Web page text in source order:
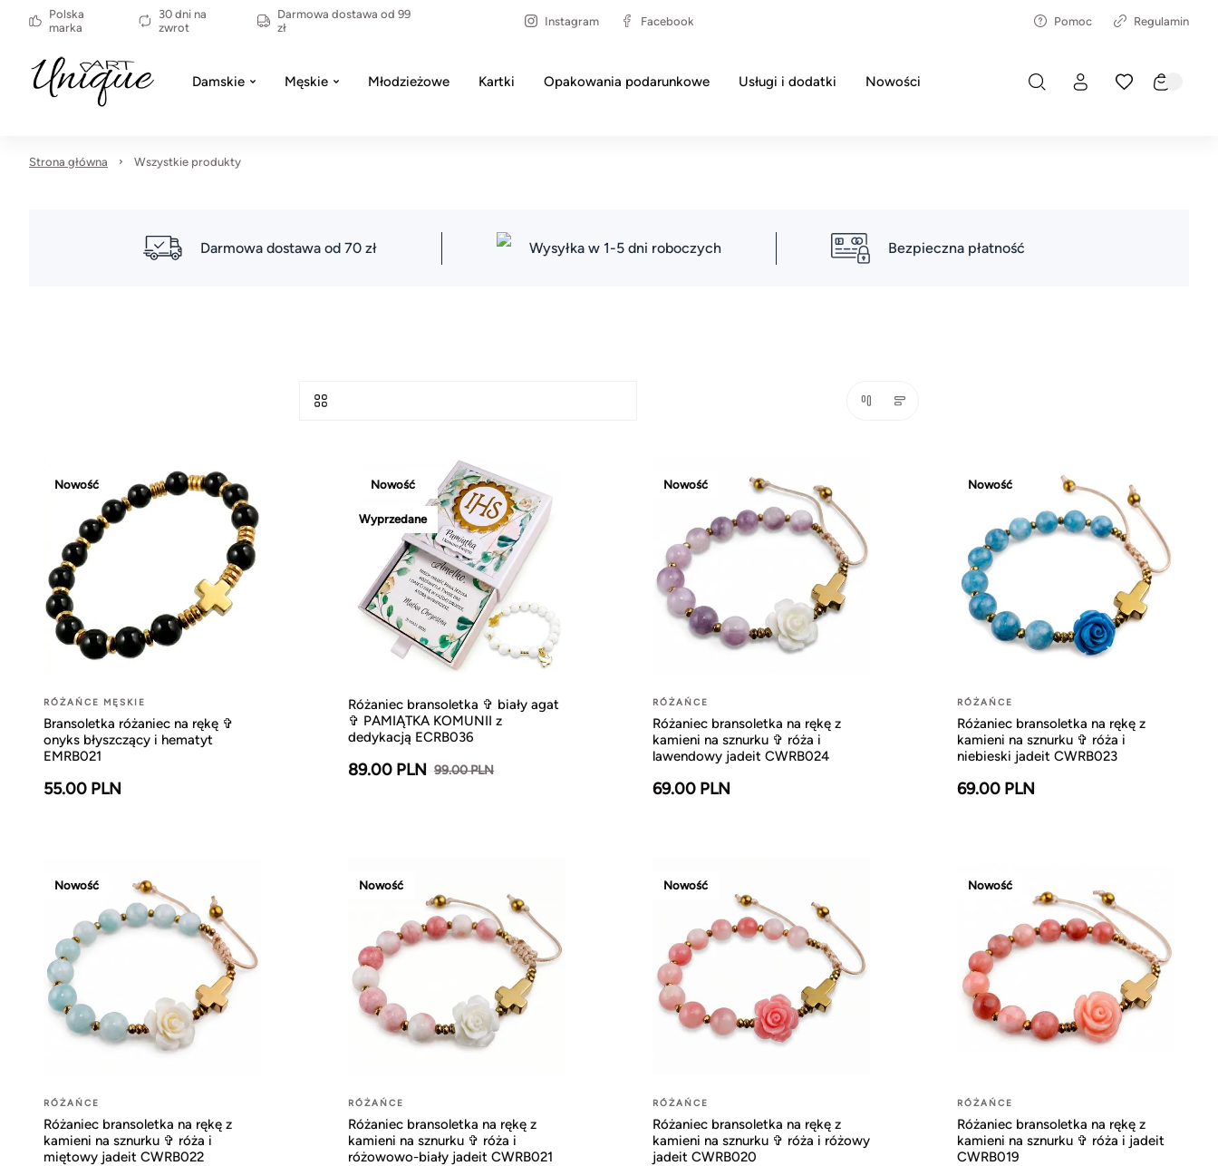
Polska
marka
30 dni na
zwrot
Darmowa dostawa od 99
zł
Instagram Facebook Pomoc Regulamin
Damskie Męskie Młodzieżowe Kartki Opakowania podarunkowe Usługi i dodatki Nowości
Strona główna Wszystkie produkty
Darmowa dostawa od 70 zł Wysyłka w 1-5 dni roboczych Bezpieczna płatność
Nowość
RÓŻAŃCE MĘSKIE
Bransoletka różaniec na rękę ✞
onyks błyszczący i hematyt
EMRB021
55.00 PLN
Nowość
Wyprzedane
Różaniec bransoletka ✞ biały agat
✞ PAMIĄTKA KOMUNII z
dedykacją ECRB036
89.00 PLN 99.00 PLN
Nowość
RÓŻAŃCE
Różaniec bransoletka na rękę z
kamieni na sznurku ✞ róża i
lawendowy jadeit CWRB024
69.00 PLN
Nowość
RÓŻAŃCE
Różaniec bransoletka na rękę z
kamieni na sznurku ✞ róża i
niebieski jadeit CWRB023
69.00 PLN
Nowość
RÓŻAŃCE
Różaniec bransoletka na rękę z
kamieni na sznurku ✞ róża i
miętowy jadeit CWRB022
Nowość
RÓŻAŃCE
Różaniec bransoletka na rękę z
kamieni na sznurku ✞ róża i
różowowo-biały jadeit CWRB021
Nowość
RÓŻAŃCE
Różaniec bransoletka na rękę z
kamieni na sznurku ✞ róża i różowy
jadeit CWRB020
Nowość
RÓŻAŃCE
Różaniec bransoletka na rękę z
kamieni na sznurku ✞ róża i jadeit
CWRB019